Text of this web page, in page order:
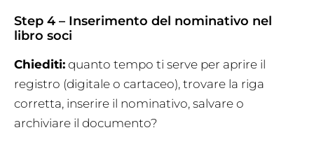
Step 4 – Inserimento del nominativo nel
libro soci
Chiediti: quanto tempo ti serve per aprire il
registro (digitale o cartaceo), trovare la riga
corretta, inserire il nominativo, salvare o
archiviare il documento?